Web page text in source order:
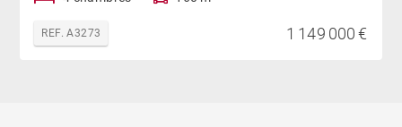
REF. A3273 1 149 000 €